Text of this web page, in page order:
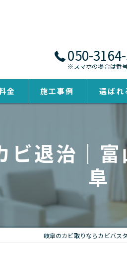
050-
※スマホの場合は番
金 施工事例 選ばれ
退治｜
阜
岐阜のカビ取りならカビバス